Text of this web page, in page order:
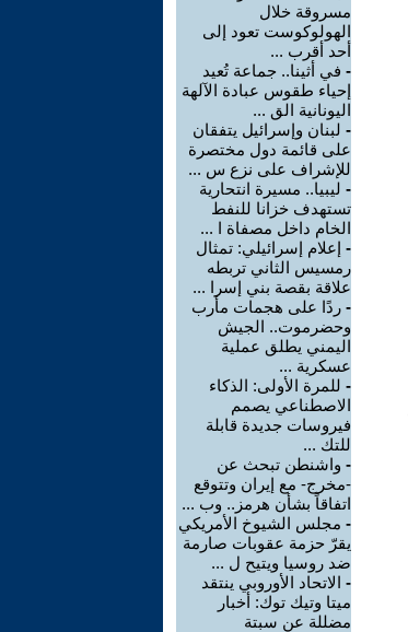
مسروقة خلال
الهولوكوست تعود إلى
أحد أقرب ...
- في أثينا.. جماعة تُعيد
إحياء طقوس عبادة الآلهة
اليونانية الق ...
- لبنان وإسرائيل يتفقان
على قائمة دول مختصرة
للإشراف على نزع س ...
- ليبيا.. مسيرة انتحارية
تستهدف خزانا للنفط
الخام داخل مصفاة ا ...
- إعلام إسرائيلي: تمثال
رمسيس الثاني تربطه
علاقة بقصة بني إسرا ...
- ردًا على هجمات مأرب
وحضرموت.. الجيش
اليمني يطلق عملية
عسكرية ...
- للمرة الأولى: الذكاء
الاصطناعي يصمم
فيروسات جديدة قابلة
للتك ...
- واشنطن تبحث عن
-مخرج- مع إيران وتتوقع
اتفاقاً بشأن هرمز.. وب ...
- مجلس الشيوخ الأمريكي
يقرّ حزمة عقوبات صارمة
ضد روسيا ويتيح ل ...
- الاتحاد الأوروبي ينتقد
ميتا وتيك توك: أخبار
مضللة عن سبتة